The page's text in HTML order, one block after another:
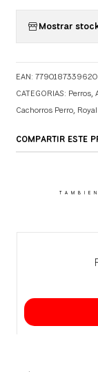
Mostrar
EAN: 7790187339620
CATEGORIAS: Perros,
Cachorros Perro,
COMPARTIR ESTE